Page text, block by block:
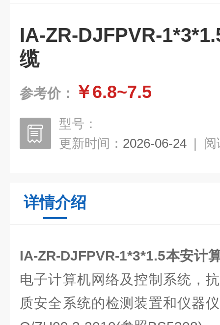
IA-ZR-DJFPVR-
缆
参考价： ￥6.8~7.5
型号：
更新时间： 2026-06-24 | 阅
详情介绍
IA-ZR-DJFPVR-1*3*1.5本安计
电子计算机网络及控制系统，
质安全系统的检测装置和仪器